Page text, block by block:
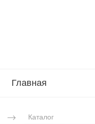
Главная
Каталог